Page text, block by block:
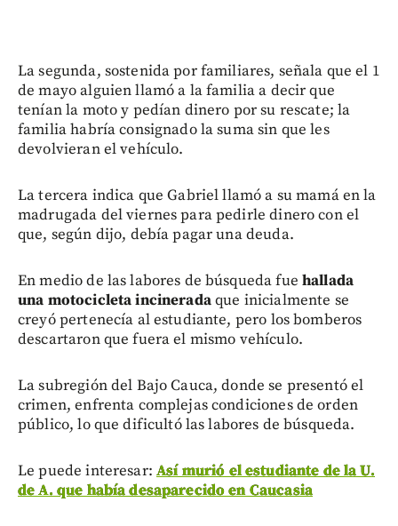
La segunda, sostenida por familiares, señala que el 1
de mayo alguien llamó a la familia a decir que
tenían la moto y pedían dinero por su rescate; la
familia habría consignado la suma sin que les
devolvieran el vehículo.
La tercera indica que Gabriel llamó a su mamá en la
madrugada del viernes para pedirle dinero con el
que, según dijo, debía pagar una deuda.
En medio de las labores de búsqueda fue hallada
una motocicleta incineradaque inicialmente se
creyó pertenecía al estudiante, pero los bomberos
descartaron que fuera el mismo vehículo.
La subregión del Bajo Cauca, donde se presentó el
crimen, enfrenta complejas condiciones de orden
público, lo que dificultó las labores de búsqueda.
Le puede interesar: Así murió el estudiante de la U.
de A. que había desaparecido en Caucasia